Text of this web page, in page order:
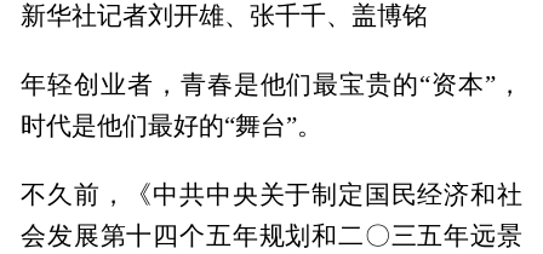
新华社记者刘开雄、张千千、盖博铭
年轻创业者，青春是他们最宝贵的“资本”，
时代是他们最好的“舞台”。
不久前，《中共中央关于制定国民经济和社
会发展第十四个五年规划和二〇三五年远景